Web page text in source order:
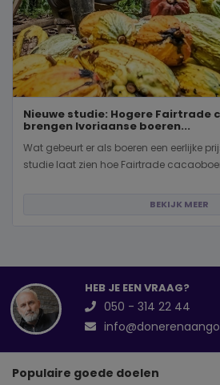
Nieuwe studie: Hogere Fairtrade
brengen Ivoriaanse boeren...
Wat gebeurt er als boeren een eerlijke
studie laat zien hoe Fairtrade
BEKIJK MEER
HEB JE EEN VRAAG?
050 - 314 22 44
Populaire goede doelen